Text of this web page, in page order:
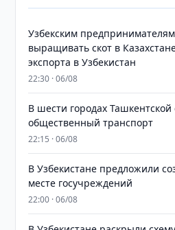
Узбекским
выращивать скот в
экспорта в Узбекистан
22:30 · 06/08
В шести городах Ташкентской
общественный транспорт
22:15 · 06/08
В Узбекистане предложили
месте госучреждений
22:00 · 06/08